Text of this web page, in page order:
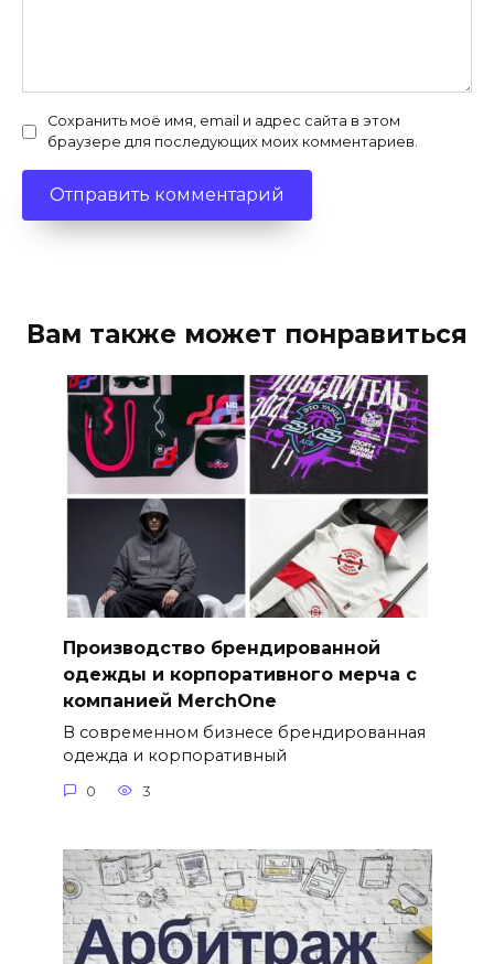
Сохранить моё имя, email и адрес сайта в этом
браузере для последующих моих комментариев.
Вам также может понравиться
Производство брендированной
одежды и корпоративного мерча с
компанией MerchOne
В современном бизнесе брендированная
одежда и корпоративный
0 3